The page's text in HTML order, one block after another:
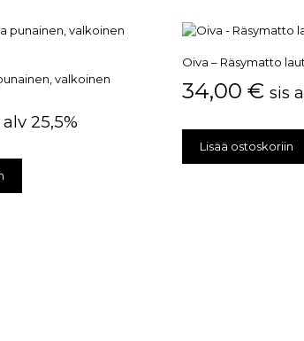
valkoinen
alv 25,5%
Oiva – Räsymatto
34,00€ sis
Lisää ostoskoriin